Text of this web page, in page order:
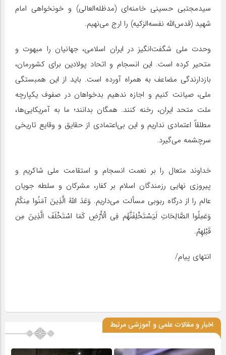
سیدمجتبی حسینی خامنه‌ای (مدظله‌العالی) و خونخواهی امام
شهید (قدس‌الله نفسه‌الزکیه) را ارج می‌نهیم.
وحدت ملی شگفت‌انگیز در ایران اسلامی، جهانیان را مبهوت و
متحیر کرده است. این انسجام و اتحاد پولادین برای کشورمان،
بازدارندگی مضاعف به همراه آورده است. باید از این همبستگی
ملی، صیانت کنیم و اجازه ندهیم بدخواهان در صفوف یکپارچه
ملت متحد ایران، رخنه کنند. همگان بدانند؛ ما به آمریکایی‌ها،
مطلقاً اعتمادی نداریم و این بی‌اعتمادی از حقایق و وقایع تاریخی
سرچشمه می‌گیرد.
خداوند متعال را بر نعمت انسجام و استقامت ملی شاکریم و
پیروزی نهایی رزمندگان اسلام بر کفار، مشرکان و سلطه جویان
عالم را از درگاه ربوبی مسألت می‌داریم. وَعَدَ اللَّهُ الَّذِینَ آمَنُوا مِنکُمْ
وَعَمِلُوا الصَّالِحَاتِ لَیَسْتَخْلِفَنَّهُم فِی الْأَرْضِ کَمَا اسْتَخْلَفَ الَّذِینَ مِن
قَبْلِهِمْ.
انتهای پیام/
اخبار و مقالات علمی و آموزشی مرتبط